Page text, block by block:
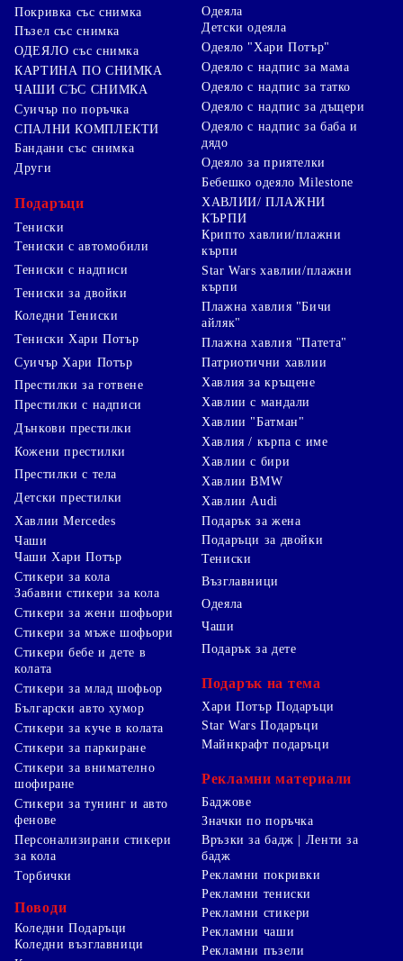
Покривка със снимка
Пъзел със снимка
ОДЕЯЛО със снимка
КАРТИНА ПО СНИМКА
ЧАШИ СЪС СНИМКА
Суичър по поръчка
СПАЛНИ КОМПЛЕКТИ
Бандани със снимка
Други
Подаръци
Тениски
Тениски с автомобили
Тениски с надписи
Тениски за двойки
Коледни Тениски
Тениски Хари Потър
Суичър Хари Потър
Престилки за готвене
Престилки с надписи
Дънкови престилки
Кожени престилки
Престилки с тела
Детски престилки
Одеяла
Детски одеяла
Одеяло "Хари Потър"
Одеяло с надпис за мама
Одеяло с надпис за татко
Одеяло с надпис за дъщери
Одеяло с надпис за баба и
дядо
Одеяло за приятелки
Бебешко одеяло Milestone
ХАВЛИИ/ ПЛАЖНИ
КЪРПИ
Крипто хавлии/плажни
кърпи
Star Wars хавлии/плажни
кърпи
Плажна хавлия "Бичи
айляк"
Плажна хавлия "Патета"
Патриотични хавлии
Хавлия за кръщене
Хавлии с мандали
Хавлии "Батман"
Хавлия / кърпа с име
Хавлии с бири
Хавлии BMW
Хавлии Audi
Хавлии Mercedes
Чаши
Чаши Хари Потър
Стикери за кола
Забавни стикери за кола
Стикери за жени шофьори
Стикери за мъже шофьори
Стикери бебе и дете в
колата
Стикери за млад шофьор
Български авто хумор
Стикери за куче в колата
Стикери за паркиране
Стикери за внимателно
шофиране
Стикери за тунинг и авто
фенове
Персонализирани стикери
за кола
Торбички
Поводи
Коледни Подаръци
Коледни възглавници
Подарък за жена
Подаръци за двойки
Тениски
Възглавници
Одеяла
Чаши
Подарък за дете
Подарък на тема
Хари Потър Подаръци
Star Wars Подаръци
Майнкрафт подаръци
Рекламни материали
Баджове
Значки по поръчка
Връзки за бадж | Ленти за
бадж
Рекламни покривки
Рекламни тениски
Рекламни стикери
Рекламни чаши
Рекламни пъзели